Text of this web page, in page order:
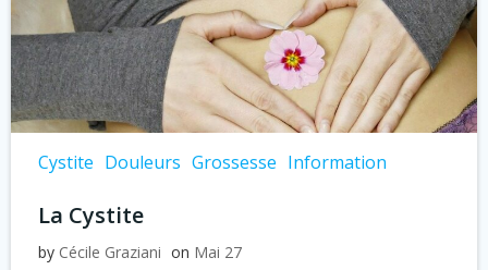
Cystite Douleurs Grossesse Information
La Cystite
by Cécile Graziani on Mai 27